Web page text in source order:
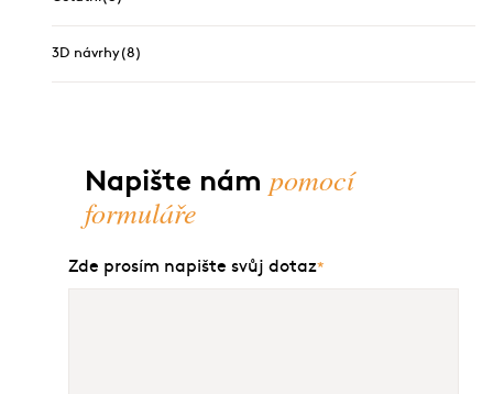
3D návrhy(8)
Napište nám pomocí
formuláře
Zde prosím napište svůj dotaz*